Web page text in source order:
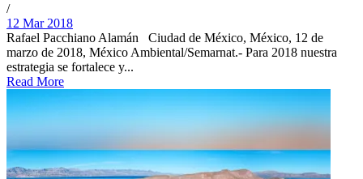
/
12 Mar 2018
Rafael Pacchiano Alamán Ciudad de México, México, 12 de
marzo de 2018, México Ambiental/Semarnat.- Para 2018 nuestra
estrategia se fortalece y...
Read More